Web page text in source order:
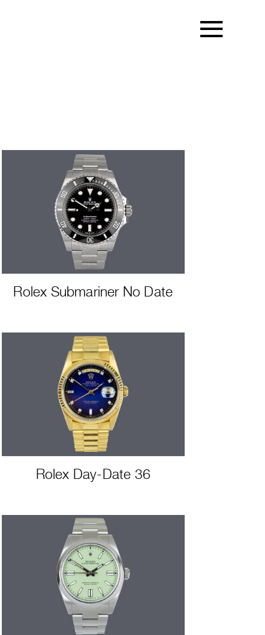
Rolex Submariner No Date
Rolex Day-Date 36